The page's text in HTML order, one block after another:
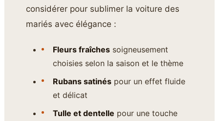
considérer pour sublimer la voiture des
mariés avec élégance :
Fleurs fraîchessoigneusement
choisies selon la saison et le thème
Rubans satinéspour un effet fluide
et délicat
Tulle et dentelle pour une touche